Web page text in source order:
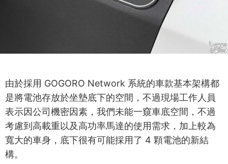
由於採用 GOGORO Network 系統的車款基本架構都
是將電池存放於坐墊底下的空間，不過現場工作人員
表示因公司機密因素，我們未能一窺車底空間，不過
考慮到高載重以及高功率馬達的使用需求，加上較為
寬大的車身，底下很有可能採用了 4 顆電池的新結
構。